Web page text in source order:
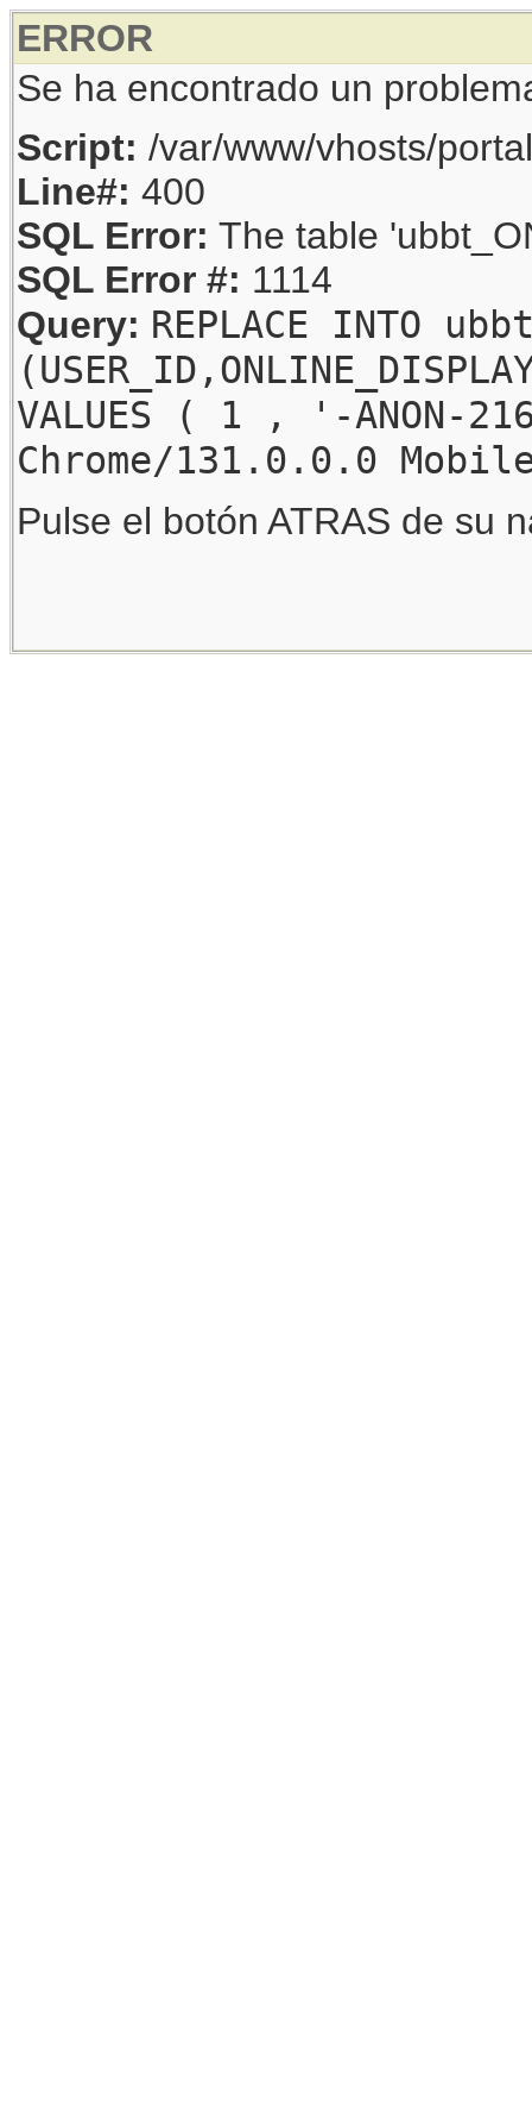
ERROR
Se ha encontrado un
Script: /var/www/vhosts/
Line#: 400
SQL Error: The table
SQL Error #: 1114
Query: REPLACE INTO
VALUES ( 1 , '-
Chrome/131.0.0.0
Pulse el botón ATRAS de su